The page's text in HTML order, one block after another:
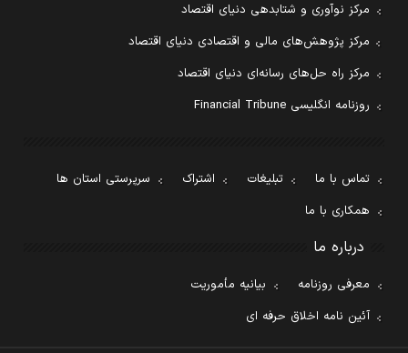
مرکز نوآوری و شتابدهی دنیای اقتصاد
مرکز پژوهش‌های مالی و اقتصادی دنیای اقتصاد
مرکز راه حل‌های رسانه‌ای دنیای اقتصاد
روزنامه انگلیسی Financial Tribune
تماس با ما تبلیغات اشتراک
سرپرستی استان ها
همکاری با ما
درباره ما
معرفی روزنامه
بیانیه مأموریت
آئین نامه اخلاق حرفه ای